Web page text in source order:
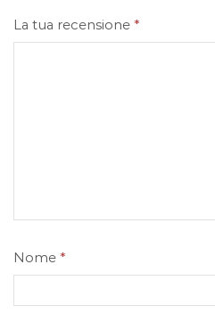
La tua recensione *
Nome *